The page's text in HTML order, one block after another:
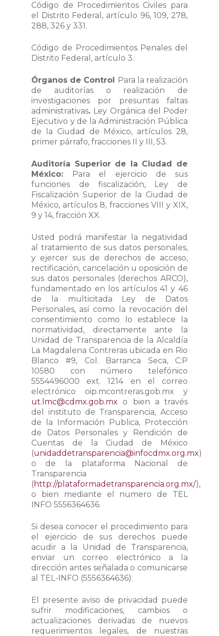
Código de Procedimientos Civiles para
el Distrito Federal, artículo 96, 109, 278,
288, 326 y 331.
Código de Procedimientos Penales del
Distrito Federal, artículo 3.
Órganos de Control Para la realización
de auditorías o realización de
investigaciones por presuntas faltas
administrativas. Ley Orgánica del Poder
Ejecutivo y de la Administración Pública
de la Ciudad de México, artículos 28,
primer párrafo, fracciones II y III, 53.
Auditoría Superior de la Ciudad de
México: Para el ejercicio de sus
funciones de fiscalización, Ley de
Fiscalización Superior de la Ciudad de
México, artículos 8, fracciones VIII y XIX,
9 y 14, fracción XX.
Usted podrá manifestar la negatividad
al tratamiento de sus datos personales,
y ejercer sus de derechos de acceso,
rectificación, cancelación u oposición de
sus datos personales (derechos ARCO),
fundamentado en los artículos 41 y 46
de la multicitada Ley de Datos
Personales, así como la revocación del
consentimiento como lo establece la
normatividad, directamente ante la
Unidad de Transparencia de la Alcaldía
La Magdalena Contreras ubicada en Rio
Blanco #9, Col. Barranca Seca, C:P
10580 con número telefónico
5554496000 ext. 1214 en el correo
electrónico oip.mcontreras.gob.mx y
ut.lmc@cdmx.gob.mx o bien a través
del instituto de Transparencia, Acceso
de la Información Publica, Protección
de Datos Personales y Rendición de
Cuentas de la Ciudad de México
(unidaddetransparencia@infocdmx.org.mx)
o de la plataforma Nacional de
Transparencia
(http://plataformadetransparencia.org.mx/),
o bien mediante el numero de TEL
INFO 5556364636.
Si desea conocer el procedimiento para
el ejercicio de sus derechos puede
acudir a la Unidad de Transparencia,
enviar un correo electrónico a la
dirección antes señalada o comunicarse
al TEL-INFO (5556364636).
El presente aviso de privacidad puede
sufrir modificaciones, cambios o
actualizaciones derivadas de nuevos
requerimientos legales, de nuestras